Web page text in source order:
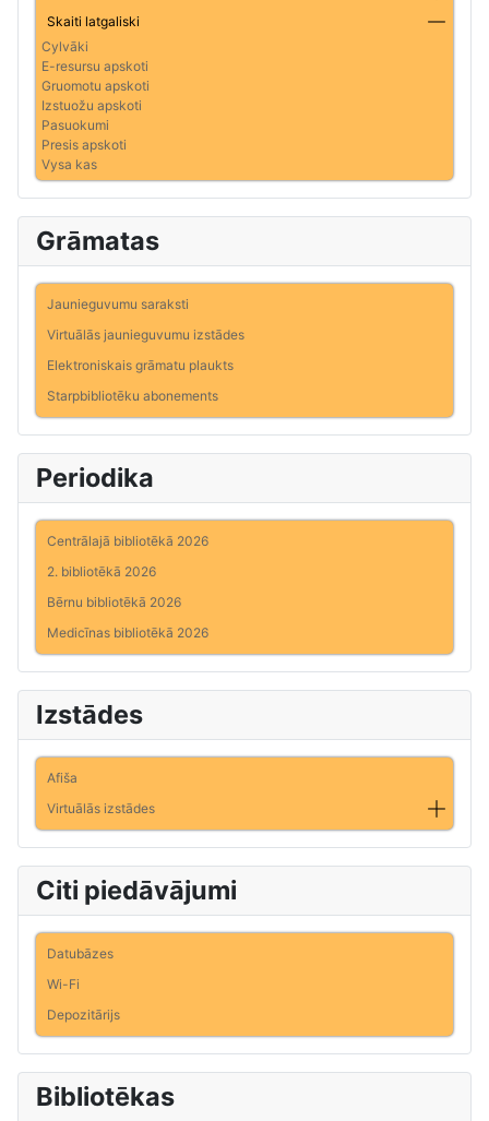
Skaiti latgaliski
Cylvāki
E-resursu apskoti
Gruomotu apskoti
Izstuožu apskoti
Pasuokumi
Presis apskoti
Vysa kas
Grāmatas
Jaunieguvumu saraksti
Virtuālās jaunieguvumu izstādes
Elektroniskais grāmatu plaukts
Starpbibliotēku abonements
Periodika
Centrālajā bibliotēkā 2026
2. bibliotēkā 2026
Bērnu bibliotēkā 2026
Medicīnas bibliotēkā 2026
Izstādes
Afiša
Virtuālās izstādes
Citi piedāvājumi
Datubāzes
Wi-Fi
Depozitārijs
Bibliotēkas